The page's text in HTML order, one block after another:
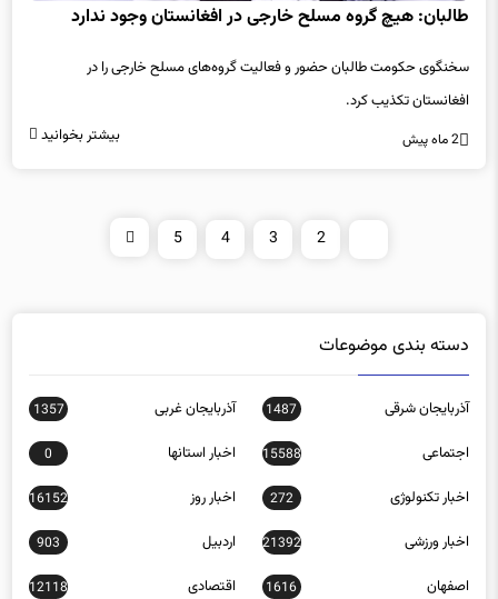
طالبان: هیچ گروه مسلح خارجی در افغانستان وجود ندارد
سخنگوی حکومت طالبان حضور و فعالیت گروه‌های مسلح خارجی را در
افغانستان تکذیب کرد.
2 ماه پیش بیشتر بخوانید
2
3
4
5
دسته بندی موضوعات
آذربایجان شرقی 1487 آذربایجان غربی 1357
اجتماعی 15588 اخبار استانها 0
اخبار تکنولوژی 272 اخبار روز 16152
اخبار ورزشی 21392 اردبیل 903
اصفهان 1616 اقتصادی 12118